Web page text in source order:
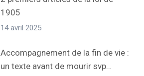
1905
14 avril 2025
Accompagnement de la fin de vie :
un texte avant de mourir svp…